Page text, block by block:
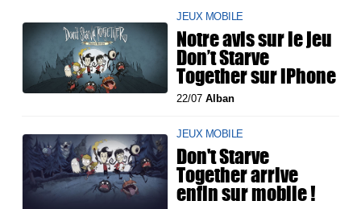
JEUX MOBILE
Notre avis sur le jeu
Don’t Starve
Together sur iPhone
22/07Alban
JEUX MOBILE
Don't Starve
Together arrive
enfin sur mobile !